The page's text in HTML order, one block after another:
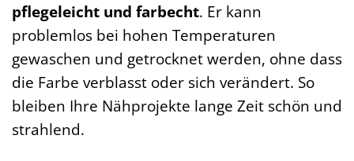
pflegeleicht und farbecht. Er kann
problemlos bei hohen Temperaturen
gewaschen und getrocknet werden, ohne dass
die Farbe verblasst oder sich verändert. So
bleiben Ihre Nähprojekte lange Zeit schön und
strahlend.